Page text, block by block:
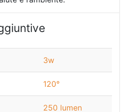
3w
120°
250 lumen